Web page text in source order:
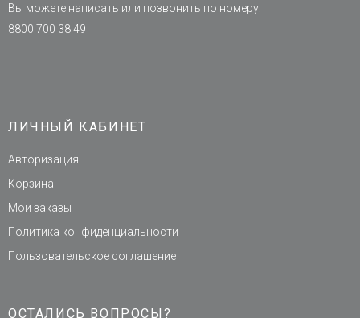
Вы можете написать или позвонить по номеру:
8800 700 38 49
ЛИЧНЫЙ КАБИНЕТ
Авторизация
Корзина
Мои заказы
Политика конфиденциальности
Пользовательское соглашение
ОСТАЛИСЬ ВОПРОСЫ?